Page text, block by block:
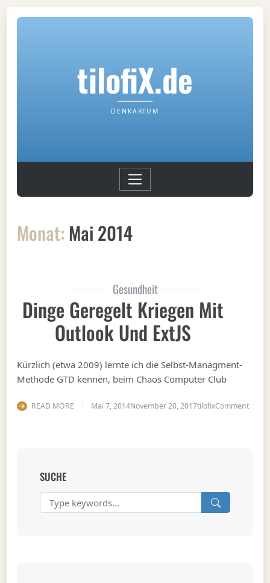
tilofiX.de
DENKARIUM
Monat: Mai 2014
Gesundheit
Dinge Geregelt Kriegen Mit
Outlook Und ExtJS
Kürzlich (etwa 2009) lernte ich die Selbst-Managment-
Methode GTD kennen, beim Chaos Computer Club
READ MORE Mai 7, 2014November 20, 2017tilofixCommenton
SUCHE